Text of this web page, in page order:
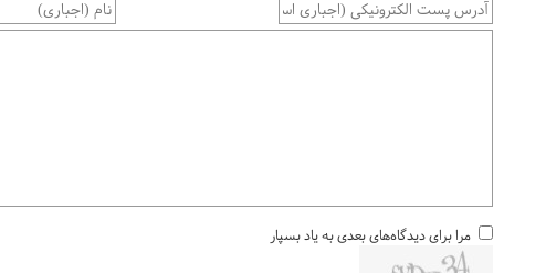
مرا برای دیدگاه‌های بعدی به یاد بسپار